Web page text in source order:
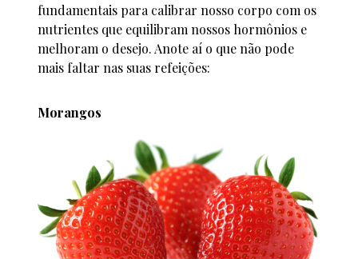
fundamentais para calibrar nosso corpo com os
nutrientes que equilibram nossos hormônios e
melhoram o desejo. Anote aí o que não pode
mais faltar nas suas refeições:
Morangos